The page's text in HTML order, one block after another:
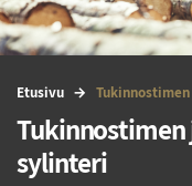
Etu­si­vu
sylinteri